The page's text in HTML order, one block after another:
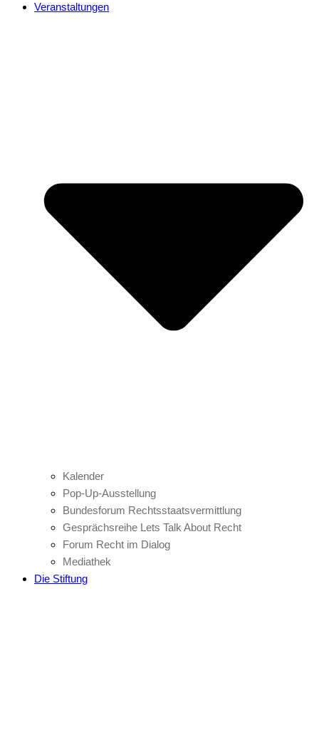
Veranstaltungen
Kalender
Pop-Up-Ausstellung
Bundesforum Rechtsstaatsvermittlung
Gesprächsreihe Lets Talk About Recht
Forum Recht im Dialog
Mediathek
Die Stiftung